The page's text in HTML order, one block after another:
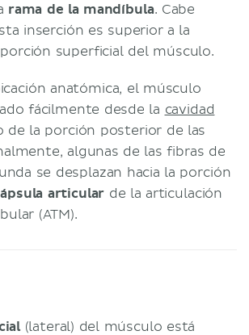
rama de la mandíbula. Cabe
inserción es superior a la
superficial del músculo.
anatómica, el músculo
fácilmente desde la cavidad
de la porción posterior de las
algunas de las fibras de
se desplazan hacia la porción
articular de la articulación
(ATM).
(lateral) del músculo está